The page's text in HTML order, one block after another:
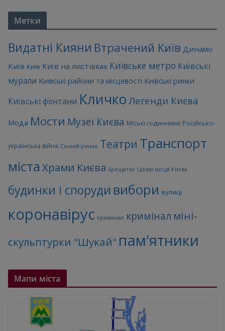
Метки
Видатні Кияни Втрачений Київ Динамо
Київ Київ Київ на листівках Київське метро Київські
мурали Київські райони та місцевості Київські ринки
Київські фонтани Кличко Легенди Києва
Мода Мости Музеї Києва Міські годинники Російсько-
українська війна Сінний ринок Театри Транспорт
міста Храми Києва Хрещатик Цікаві місця Києва
будинки і споруди вибори вулиці
коронавірус криминал кримінал міні-
скульптурки "Шукай" пам'ятники
Мапи міста